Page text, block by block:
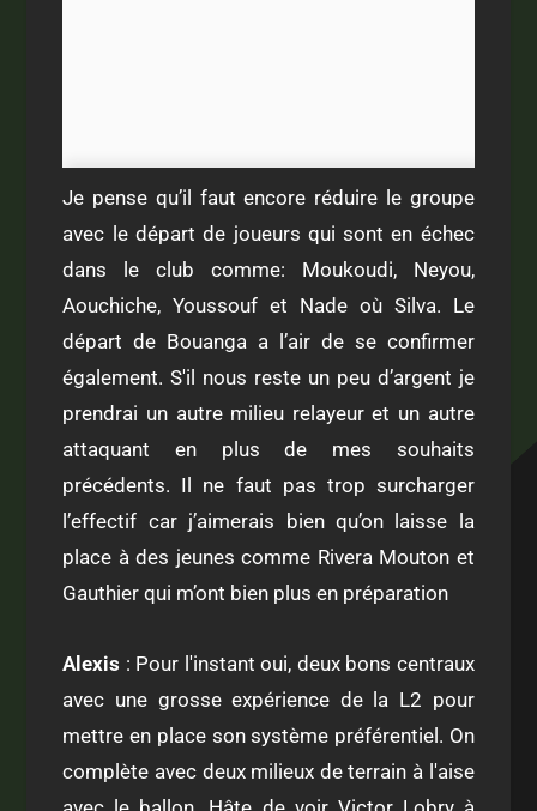
Je pense qu’il faut encore réduire le groupe
avec le départ de joueurs qui sont en échec
dans le club comme: Moukoudi, Neyou,
Aouchiche, Youssouf et Nade où Silva. Le
départ de Bouanga a l’air de se confirmer
également. S'il nous reste un peu d’argent je
prendrai un autre milieu relayeur et un autre
attaquant en plus de mes souhaits
précédents. Il ne faut pas trop surcharger
l’effectif car j’aimerais bien qu’on laisse la
place à des jeunes comme Rivera Mouton et
Gauthier qui m’ont bien plus en préparation
Alexis : Pour l'instant oui, deux bons centraux
avec une grosse expérience de la L2 pour
mettre en place son système préférentiel. On
complète avec deux milieux de terrain à l'aise